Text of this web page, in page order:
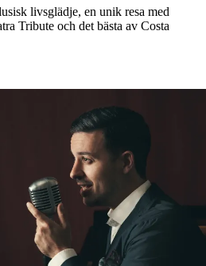
livsglädje, en unik resa med
Tribute och det bästa av Costa